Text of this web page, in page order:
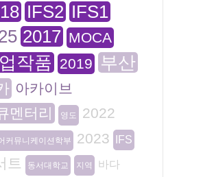
IFS2 IFS1
2017 MOCA
작품 2019 부산
아카이브
멘터리
영도 2022
커뮤니케이션학부 2023 IFS
트 동서대학교 지역
바다